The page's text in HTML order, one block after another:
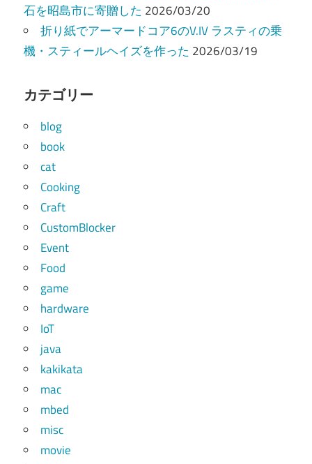
石を昭島市に寄贈した 2026/03/20
折り紙でアーマードコア6のV.IV ラスティの乗
機・スティールヘイズを作った 2026/03/19
カテゴリー
blog
book
cat
Cooking
Craft
CustomBlocker
Event
Food
game
hardware
IoT
java
kakikata
mac
mbed
misc
movie